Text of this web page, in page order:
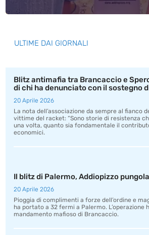
ULTIME DAI GIORNALI
Blitz antimafia tra Brancaccio e
di chi ha denunciato con il sostegno
20 Aprile 2026
La nota dell’associazione da sempre al fianco
vittime del racket: “Sono storie di resistenza
una volta, quanto sia fondamentale il
economici.
Il blitz di Palermo, Addiopizzo
20 Aprile 2026
Pioggia di complimenti a forze dell’ordine e
ha portato a 32 fermi a Palermo. L’operazione
mandamento mafioso di Brancaccio.